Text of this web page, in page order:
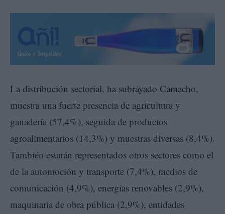
La distribución sectorial, ha subrayado Camacho,
muestra una fuerte presencia de agricultura y
ganadería (57,4%), seguida de productos
agroalimentarios (14,3%) y muestras diversas (8,4%).
También estarán representados otros sectores como el
de la automoción y transporte (7,4%), medios de
comunicación (4,9%), energías renovables (2,9%),
maquinaria de obra pública (2,9%), entidades